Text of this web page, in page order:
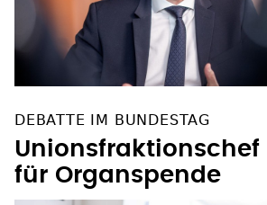
DEBATTE IM BUNDESTAG
Unionsfraktionschef
für Organspende